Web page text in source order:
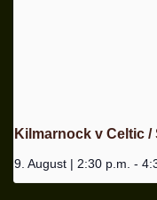
Kilmarnock v Celtic
9. August | 2:30 p.m. -